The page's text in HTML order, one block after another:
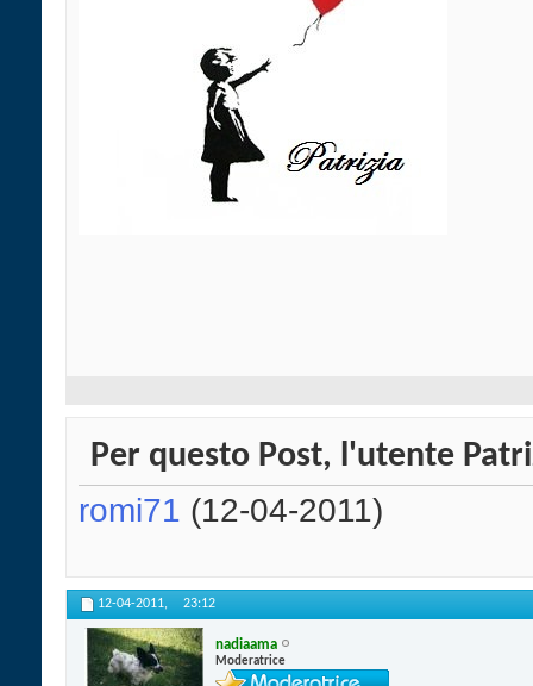
Per questo Post, l'utente
romi71 (12-04-2011)
12-04-2011, 23:12
nadiaama
Moderatrice